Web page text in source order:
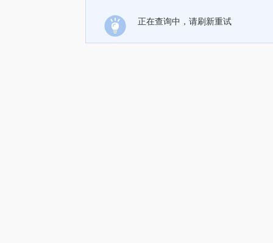
正在查询中，请刷新重试